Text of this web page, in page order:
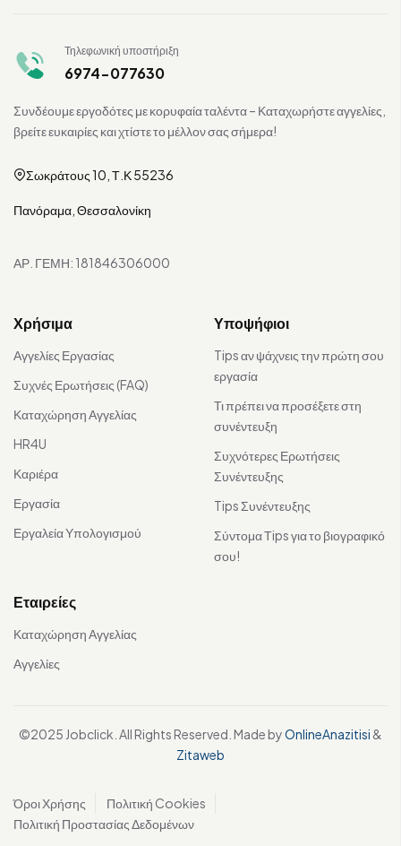
Τηλεφωνική υποστήριξη
6974-077630
Συνδέουμε εργοδότες με κορυφαία ταλέντα – Καταχωρήστε αγγελίες,
βρείτε ευκαιρίες και χτίστε το μέλλον σας σήμερα!
Σωκράτους 10, Τ.Κ 55236
Πανόραμα, Θεσσαλονίκη
ΑΡ. ΓΕΜΗ: 181846306000
Χρήσιμα
Αγγελίες Εργασίας
Συχνές Ερωτήσεις (FAQ)
Καταχώρηση Αγγελίας
HR4U
Καριέρα
Εργασία
Εργαλεία Υπολογισμού
Υποψήφιοι
Tips αν ψάχνεις την πρώτη σου
εργασία
Τι πρέπει να προσέξετε στη
συνέντευξη
Συχνότερες Ερωτήσεις
Συνέντευξης
Tips Συνέντευξης
Σύντομα Τips για το βιογραφικό
σου!
Εταιρείες
Καταχώρηση Αγγελίας
Αγγελίες
©2025 Jobclick. All Rights Reserved. Made byOnlineAnazitisi &
Zitaweb
Όροι Χρήσης
Πολιτική Cookies
Πολιτική Προστασίας Δεδομένων